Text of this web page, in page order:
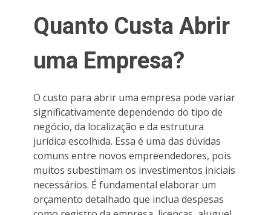
Quanto Custa Abrir
uma Empresa?
O custo para abrir uma empresa pode variar
significativamente dependendo do tipo de
negócio, da localização e da estrutura
jurídica escolhida. Essa é uma das dúvidas
comuns entre novos empreendedores, pois
muitos subestimam os investimentos iniciais
necessários. É fundamental elaborar um
orçamento detalhado que inclua despesas